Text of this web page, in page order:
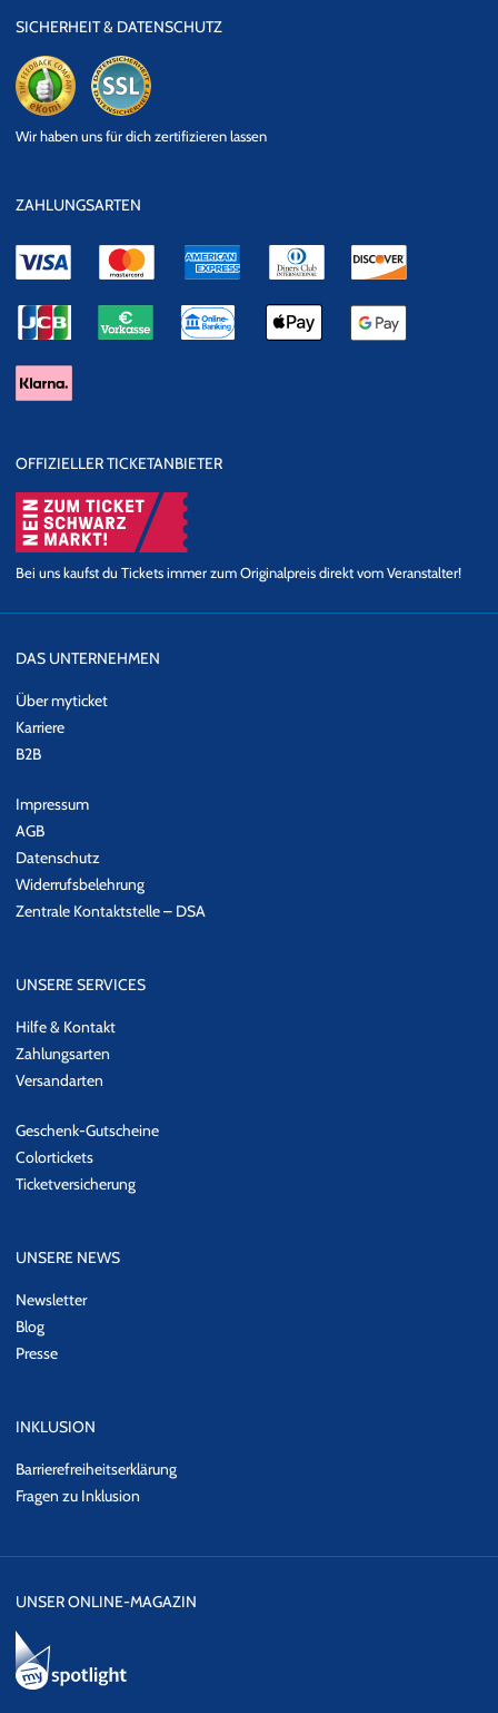
SICHERHEIT & DATENSCHUTZ
Datensicherheit
Wir haben uns für dich zertifizieren lassen
ZAHLUNGSARTEN
OFFIZIELLER TICKETANBIETER
Bei uns kaufst du Tickets immer zum Originalpreis direkt vom Veranstalter!
DAS UNTERNEHMEN
Über myticket
Karriere
B2B
Impressum
AGB
Datenschutz
Widerrufsbelehrung
Zentrale Kontaktstelle – DSA
UNSERE SERVICES
Hilfe & Kontakt
Zahlungsarten
Versandarten
Geschenk-Gutscheine
Colortickets
Ticketversicherung
UNSERE NEWS
Newsletter
Blog
Presse
INKLUSION
Barrierefreiheitserklärung
Fragen zu Inklusion
UNSER ONLINE-MAGAZIN